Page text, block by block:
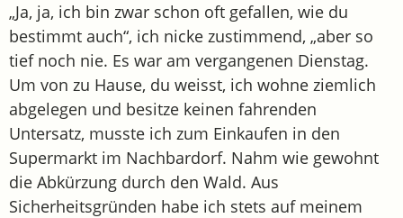
„Ja, ja, ich bin zwar schon oft gefallen, wie du
bestimmt auch“, ich nicke zustimmend, „aber so
tief noch nie. Es war am vergangenen Dienstag.
Um von zu Hause, du weisst, ich wohne ziemlich
abgelegen und besitze keinen fahrenden
Untersatz, musste ich zum Einkaufen in den
Supermarkt im Nachbardorf. Nahm wie gewohnt
die Abkürzung durch den Wald. Aus
Sicherheitsgründen habe ich stets auf meinem